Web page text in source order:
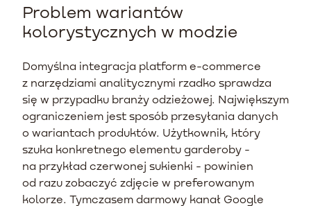
Problem wariantów
kolorystycznych w modzie
Domyślna integracja platform e-commerce
z narzędziami analitycznymi rzadko sprawdza
się w przypadku branży odzieżowej. Największym
ograniczeniem jest sposób przesyłania danych
o wariantach produktów. Użytkownik, który
szuka konkretnego elementu garderoby -
na przykład czerwonej sukienki - powinien
od razu zobaczyć zdjęcie w preferowanym
kolorze. Tymczasem darmowy kanał Google